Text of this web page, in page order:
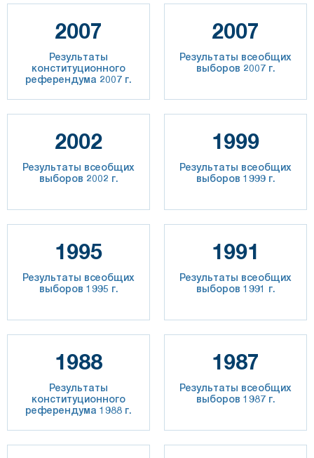
2007
Результаты
конституционного
референдума 2007 г.
2007
Результаты всеобщих
выборов 2007 г.
2002
Результаты всеобщих
выборов 2002 г.
1999
Результаты всеобщих
выборов 1999 г.
1995
Результаты всеобщих
выборов 1995 г.
1991
Результаты всеобщих
выборов 1991 г.
1988
Результаты
конституционного
референдума 1988 г.
1987
Результаты всеобщих
выборов 1987 г.